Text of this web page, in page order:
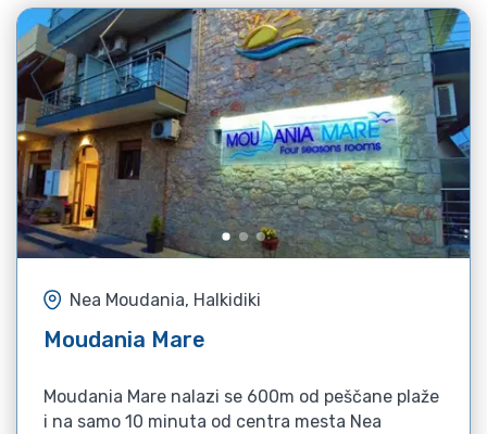
Nea Moudania, Halkidiki
Moudania Mare
Moudania Mare nalazi se 600m od peščane plaže
i na samo 10 minuta od centra mesta Nea